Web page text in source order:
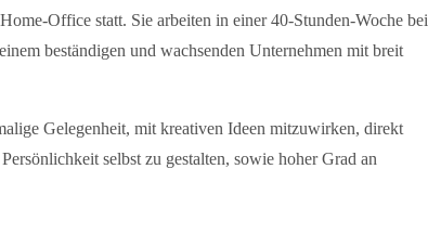
Office statt. Sie arbeiten in einer 40-Stunden-Woche bei
beständigen und wachsenden Unternehmen mit breit
Gelegenheit, mit kreativen Ideen mitzuwirken, direkt
selbst zu gestalten, sowie hoher Grad an